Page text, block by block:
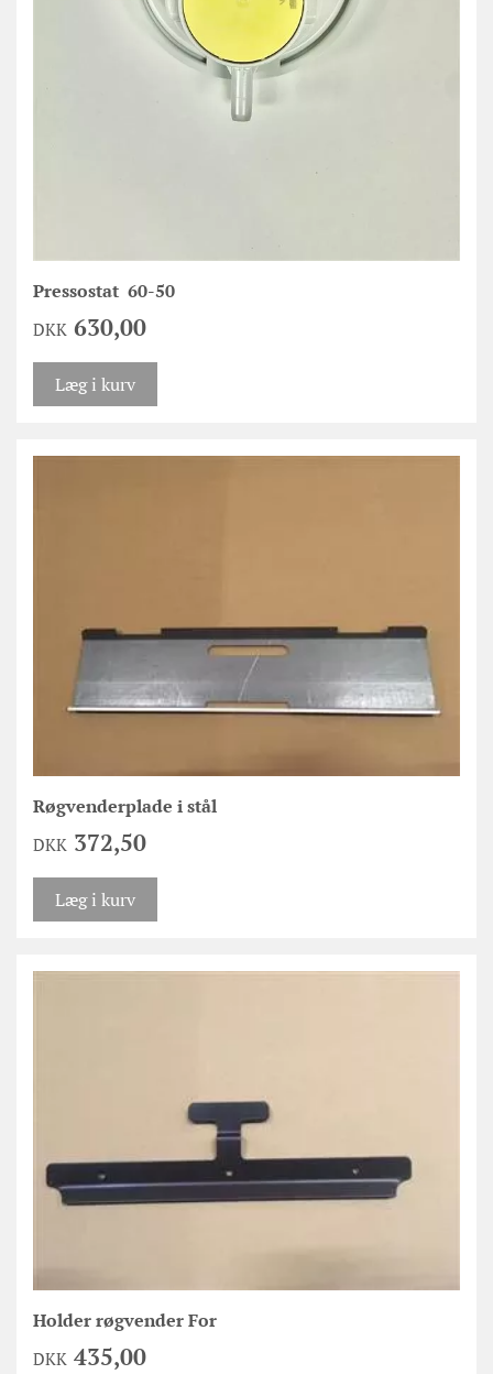
Pressostat 60-50
DKK 630,00
Læg i kurv
Røgvenderplade i stål
DKK 372,50
Læg i kurv
Holder røgvender For
DKK 435,00